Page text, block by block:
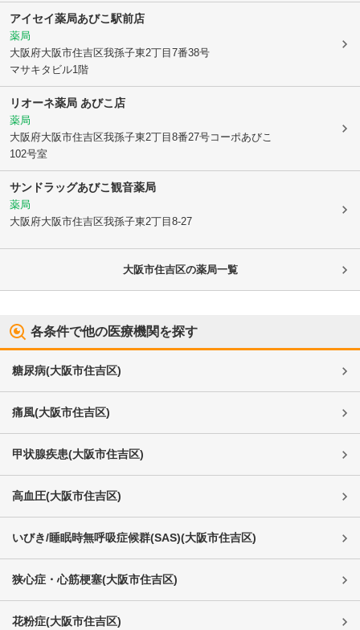
アイセイ薬局あびこ駅前店
薬局
大阪府大阪市住吉区我孫子東2丁目7番38号
マサキタビル1階
リオーネ薬局 あびこ店
薬局
大阪府大阪市住吉区我孫子東2丁目8番27号コーポあびこ
102号室
サンドラッグあびこ観音薬局
薬局
大阪府大阪市住吉区我孫子東2丁目8-27
大阪市住吉区の薬局一覧
各条件で他の医療機関を探す
糖尿病(大阪市住吉区)
痛風(大阪市住吉区)
甲状腺疾患(大阪市住吉区)
高血圧(大阪市住吉区)
いびき/睡眠時無呼吸症候群(SAS)(大阪市住吉区)
狭心症・心筋梗塞(大阪市住吉区)
花粉症(大阪市住吉区)